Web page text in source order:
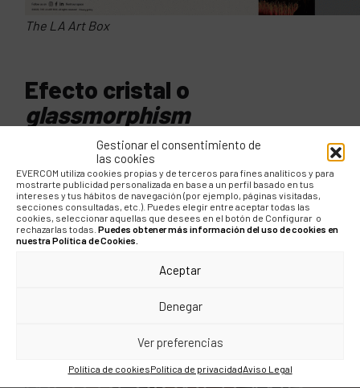
Gestionar el consentimiento de
las cookies
EVERCOM utiliza cookies propias y de terceros para fines analíticos y para
mostrarte publicidad personalizada en base a un perfil basado en tus
intereses y tus hábitos de navegación (por ejemplo, páginas visitadas,
secciones consultadas, etc.). Puedes elegir entre aceptar todas las
cookies, seleccionar aquellas que desees en el botón de Configurar o
rechazarlas todas. Puedes obtener más información del uso de cookies en
nuestra Política de Cookies.
Aceptar
Denegar
Ver preferencias
Política de cookiesPolítica de privacidadAviso Legal
The LA Art Box
Efecto cristal o
glassmorphism
Este efecto de vidrio esmerilado es un recurso que
consiste en añadir transparencia a un elemento, creando
un efecto de difuminado simulando un cristal. Muy
recomendable para resaltar mensajes sobre fondos que
no sean compatibles con la legibilidad del contenido,
formularios, cajas de información e incluso recursos
gráficos.